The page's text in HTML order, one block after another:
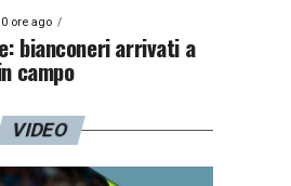
ore ago
bianconeri arrivati a
campo
VIDEO